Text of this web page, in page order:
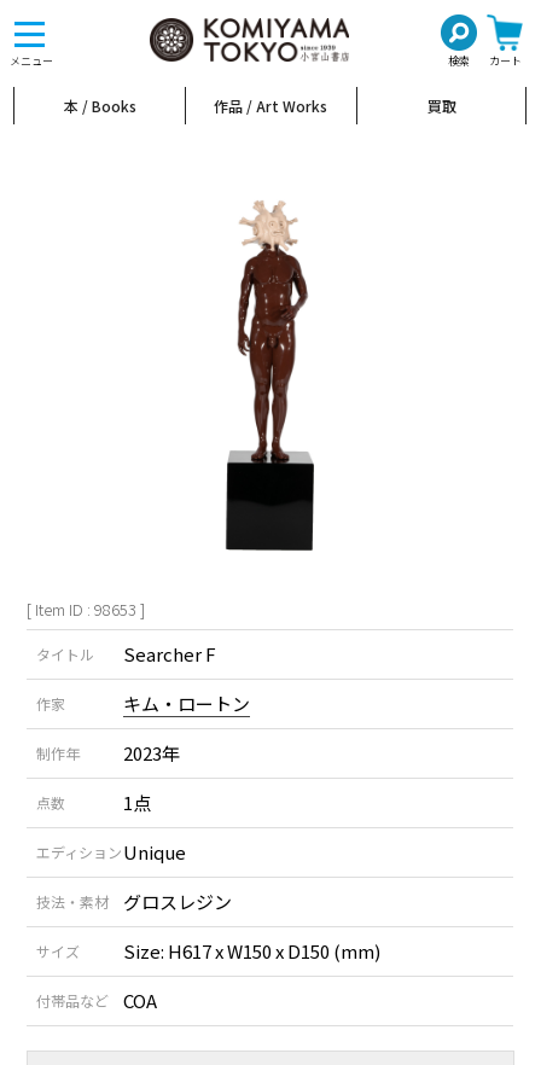
メニュー 検索 カート
toggle
navigation
本 / Books 作品 / Art Works 買取
[ Item ID : 98653 ]
タイトル Searcher F
作家 キム・ロートン
制作年 2023年
点数 1点
エディションUnique
技法・素材 グロスレジン
サイズ Size: H617 x W150 x D150 (mm)
付帯品など COA